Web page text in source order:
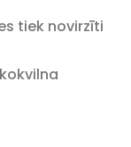
tiek novirzīti